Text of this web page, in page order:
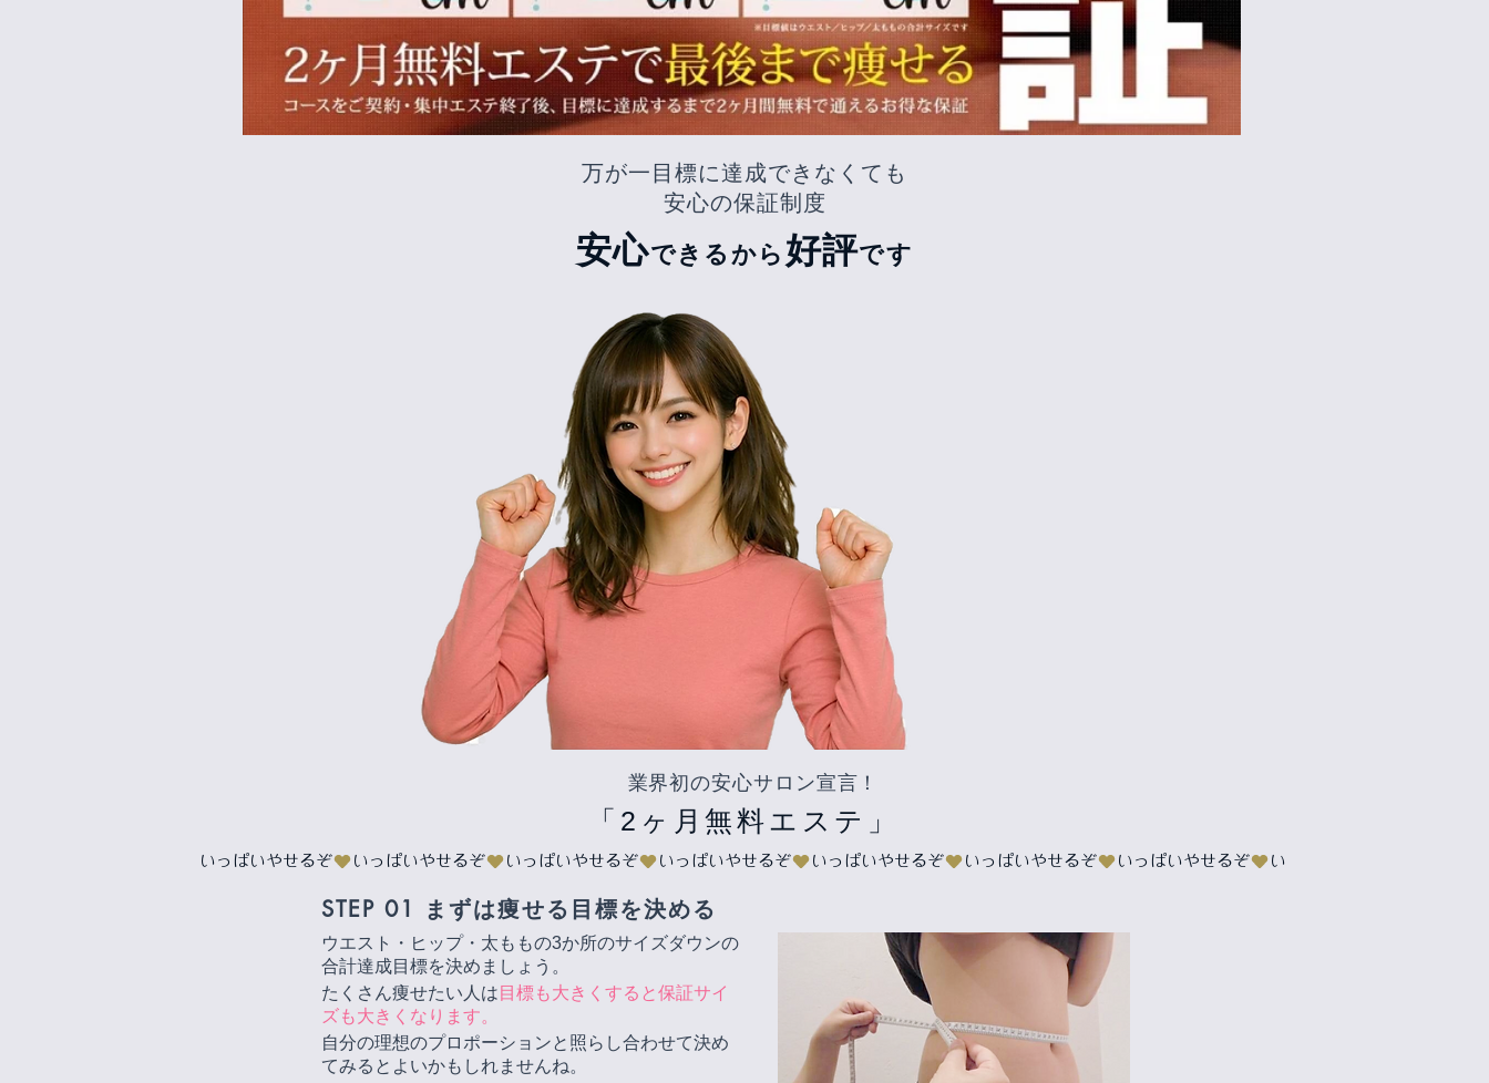
万が一目標に達成できなくても
安心の保証制度
安心できるから 好評です
業界初の安心サロン宣言！
「2ヶ月無料エステ」
いっぱいやせるぞ
STEP 01 まずは痩せる目標を決める
ウエスト・ヒップ・太ももの3か所のサイズダウンの
合計達成目標を決めましょう。
たくさん痩せたい人は 目標も大きくすると保証サイ
ズも大きくなります。
自分の理想のプロポーションと照らし合わせて決め
てみるとよいかもしれませんね。